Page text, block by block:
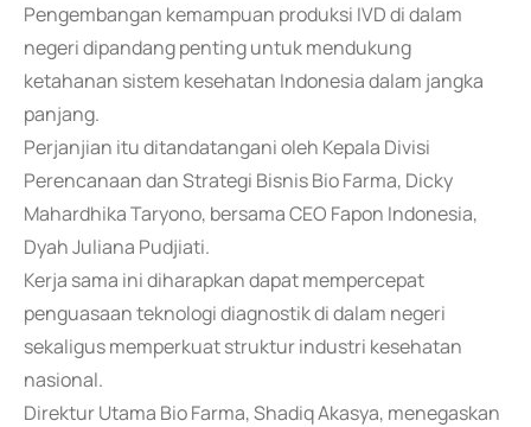
Pengembangan kemampuan produksi IVD di dalam
negeri dipandang penting untuk mendukung
ketahanan sistem kesehatan Indonesia dalam jangka
panjang.
Perjanjian itu ditandatangani oleh Kepala Divisi
Perencanaan dan Strategi Bisnis Bio Farma, Dicky
Mahardhika Taryono, bersama CEO Fapon Indonesia,
Dyah Juliana Pudjiati.
Kerja sama ini diharapkan dapat mempercepat
penguasaan teknologi diagnostik di dalam negeri
sekaligus memperkuat struktur industri kesehatan
nasional.
Direktur Utama Bio Farma, Shadiq Akasya, menegaskan